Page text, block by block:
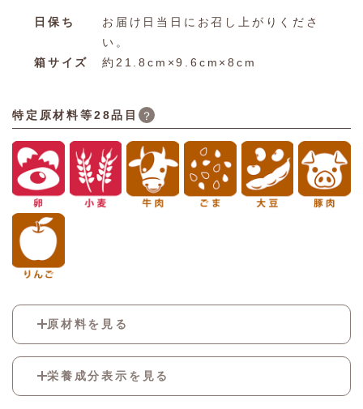
原材料を見る
液糖、砂糖、食塩)、調味液、植物油]、牛肉た
れ漬、練わさび/調味料(有機酸等)、糊料(加工
栄養成分表示を見る
日保ち
お届け日当日にお召し上がりくださ
い。
箱サイズ
約21.8cm×9.6cm×8cm
特定原材料等28品目 ？